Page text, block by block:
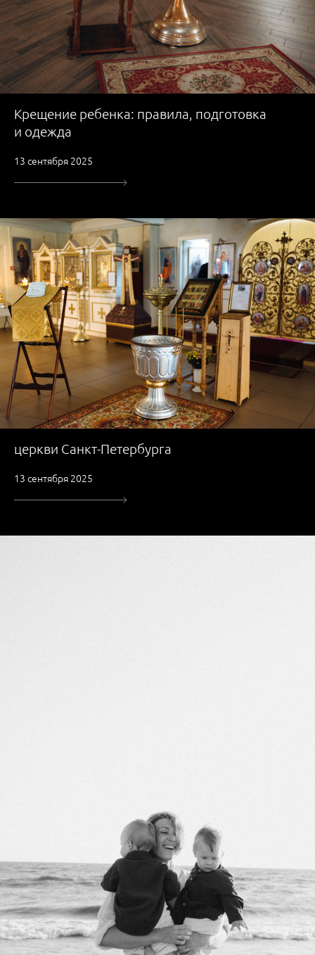
Крещение ребенка: правила, подготовка
и одежда
13 сентября 2025
церкви Санкт-Петербурга
13 сентября 2025